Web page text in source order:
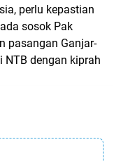
perlu kepastian
sosok Pak
pasangan Ganjar-
dengan kiprah